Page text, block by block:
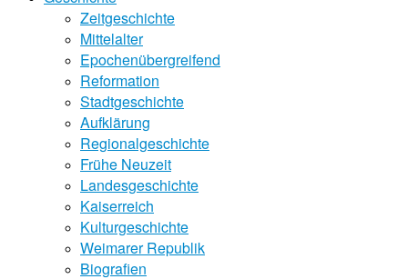
Zeitgeschichte
Mittelalter
Epochenübergreifend
Reformation
Stadtgeschichte
Aufklärung
Regionalgeschichte
Frühe Neuzeit
Landesgeschichte
Kaiserreich
Kulturgeschichte
Weimarer Republik
Biografien